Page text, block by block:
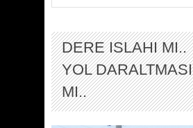
DERE ISLAHI MI..
YOL DARALTMASI
MI..